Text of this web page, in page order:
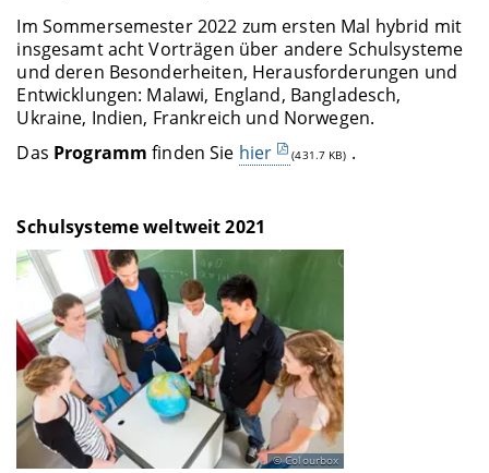
Im Sommersemester 2022 zum ersten Mal hybrid mit
insgesamt acht Vorträgen über andere Schulsysteme
und deren Besonderheiten, Herausforderungen und
Entwicklungen: Malawi, England, Bangladesch,
Ukraine, Indien, Frankreich und Norwegen.
Das Programm finden Sie hier (431.7 KB) .
Schulsysteme weltweit 2021
Colourbox